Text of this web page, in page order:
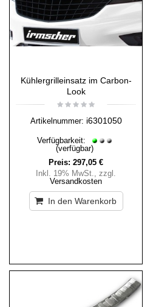
Kühlergrilleinsatz im Carbon-
Look
Artikelnummer: i6301050
Verfügbarkeit:
(verfügbar)
Preis: 297,05 €
Inkl. 19% MwSt., zzgl.
Versandkosten
In den Warenkorb